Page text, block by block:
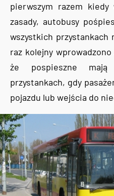
pierwszym razem kiedy
zasady, autobusy
wszystkich przystankach
raz kolejny wprowadzono
że pospieszne
przystankach, gdy
pojazdu lub wejścia do